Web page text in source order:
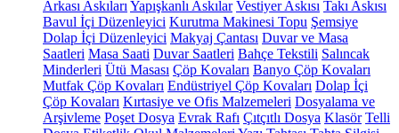
Arkası Askıları Yapışkanlı Askılar Vestiyer Askısı Takı Askısı
Bavul İçi Düzenleyici Kurutma Makinesi Topu Şemsiye
Dolap İçi Düzenleyici Makyaj Çantası Duvar ve Masa
Saatleri Masa Saati Duvar Saatleri Bahçe Tekstili Salıncak
Minderleri Ütü Masası Çöp Kovaları Banyo Çöp Kovaları
Mutfak Çöp Kovaları Endüstriyel Çöp Kovaları Dolap İçi
Çöp Kovaları Kırtasiye ve Ofis Malzemeleri Dosyalama ve
Arşivleme Poşet Dosya Evrak Rafı Çıtçıtlı Dosya Klasör Telli